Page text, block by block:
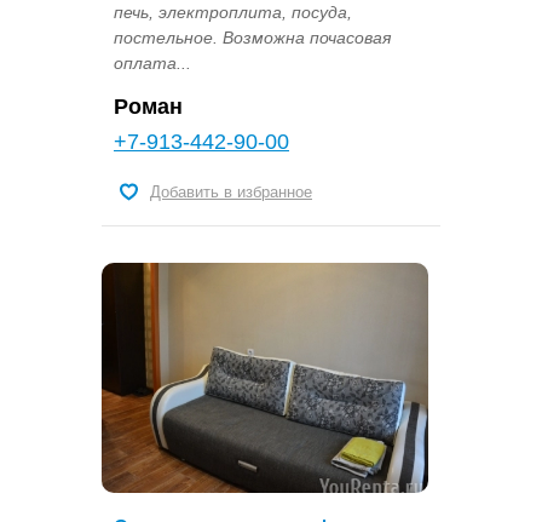
печь, электроплита, посуда,
постельное. Возможна почасовая
оплата...
Роман
+7-913-442-90-00
Добавить в избранное